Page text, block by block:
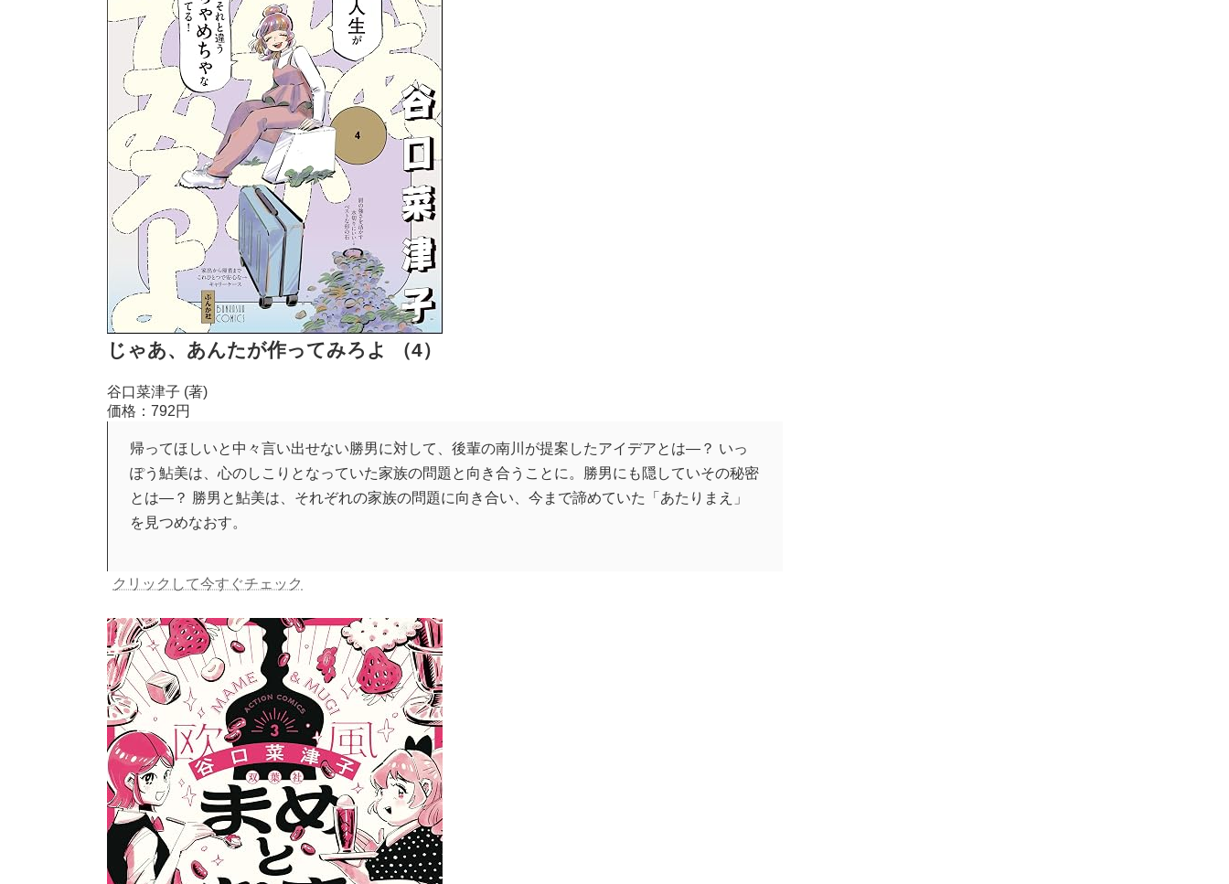
じゃあ、あんたが作ってみろよ （4）
谷口菜津子 (著)
価格：792円
帰ってほしいと中々言い出せない勝男に対して、後輩の南川が提案したアイデアとは―？ いっ
ぽう鮎美は、心のしこりとなっていた家族の問題と向き合うことに。勝男にも隠していその秘密
とは―？ 勝男と鮎美は、それぞれの家族の問題に向き合い、今まで諦めていた「あたりまえ」
を見つめなおす。
クリックして今すぐチェック